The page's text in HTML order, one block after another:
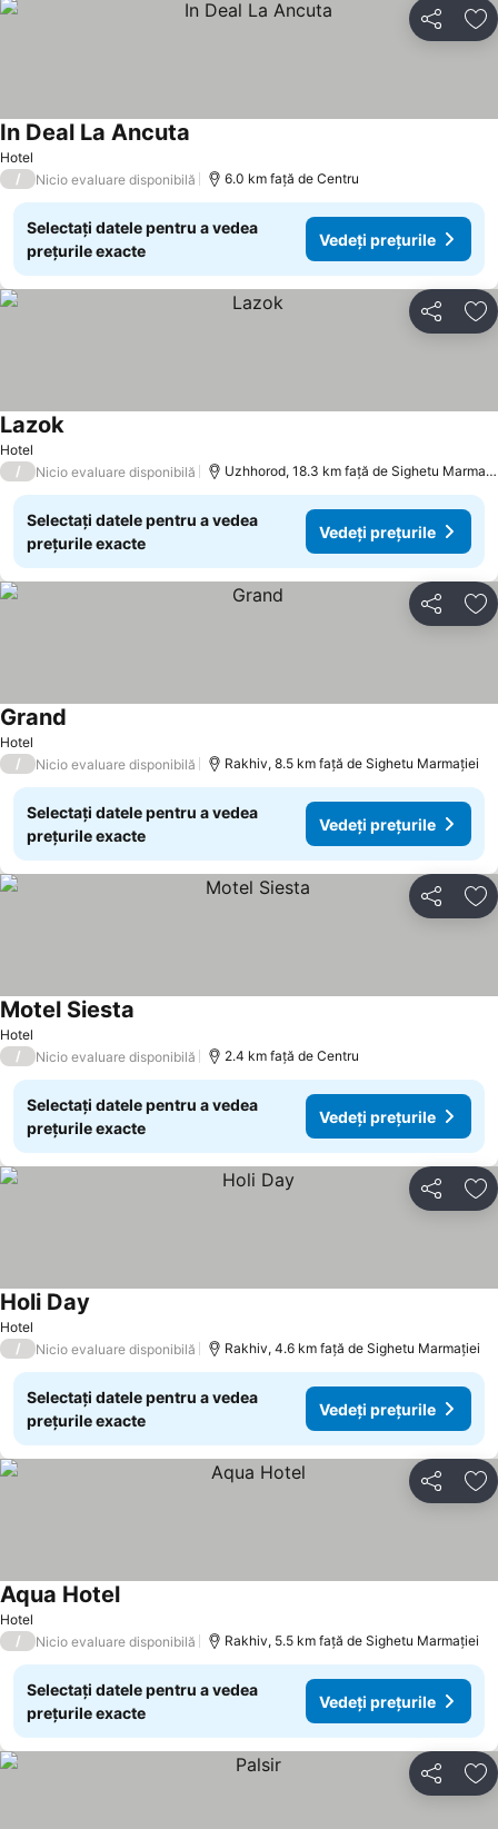
Distribuiți
Hotel
In Deal La Ancuta
/ Nicio evaluare disponibilă 6.0 km faţă de Centru
Selectați datele pentru a vedea
prețurile exacte
Vedeți prețurile
Distribuiți
Hotel
LazokVedeți prețurile
/ Nicio evaluare disponibilă Uzhhorod, 18.3 km faţă de Sighetu
Selectați datele pentru a vedea
prețurile exacte
Vedeți prețurile
Distribuiți
Hotel
Grand
/ Nicio evaluare disponibilă Rakhiv, 8.5 km faţă de Sighetu Marmației
Selectați datele pentru a vedea
prețurile exacte
Vedeți prețurile
Distribuiți
Hotel
Motel Siesta
/ Nicio evaluare disponibilă 2.4 km faţă de Centru
Selectați datele pentru a vedea
prețurile exacte
Vedeți prețurile
Distribuiți
Hotel
Holi Day
/ Nicio evaluare disponibilă Rakhiv, 4.6 km faţă de Sighetu Marmației
Selectați datele pentru a vedea
prețurile exacte
Vedeți prețurile
Distribuiți
Hotel
Aqua HotelVedeți prețurile
/ Nicio evaluare disponibilă Rakhiv, 5.5 km faţă de Sighetu Marmației
Selectați datele pentru a vedea
prețurile exacte
Vedeți prețurile
Distribuiți